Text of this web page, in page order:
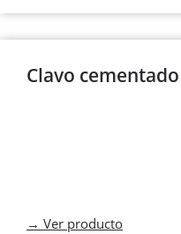
Clavo cementado
→ Ver producto